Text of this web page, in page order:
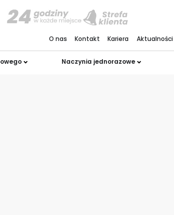
Naczynia jednorazowe
O nas Kontakt Kariera Aktualności